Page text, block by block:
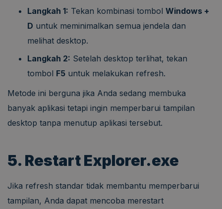
Langkah 1: Tekan kombinasi tombol Windows +
D untuk meminimalkan semua jendela dan
melihat desktop.
Langkah 2: Setelah desktop terlihat, tekan
tombol F5 untuk melakukan refresh.
Metode ini berguna jika Anda sedang membuka
banyak aplikasi tetapi ingin memperbarui tampilan
desktop tanpa menutup aplikasi tersebut.
5. Restart Explorer.exe
Jika refresh standar tidak membantu memperbarui
tampilan, Anda dapat mencoba merestart